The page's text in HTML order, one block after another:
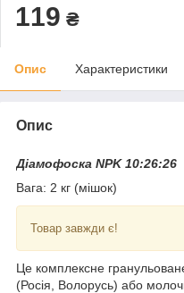
119 ₴
Опис Характеристики
Опис
Діамофоска NPK 10:26:26
Вага: 2 кг (мішок)
Товар завжди є!
Це комплексне
(Росія, Волорусь) або